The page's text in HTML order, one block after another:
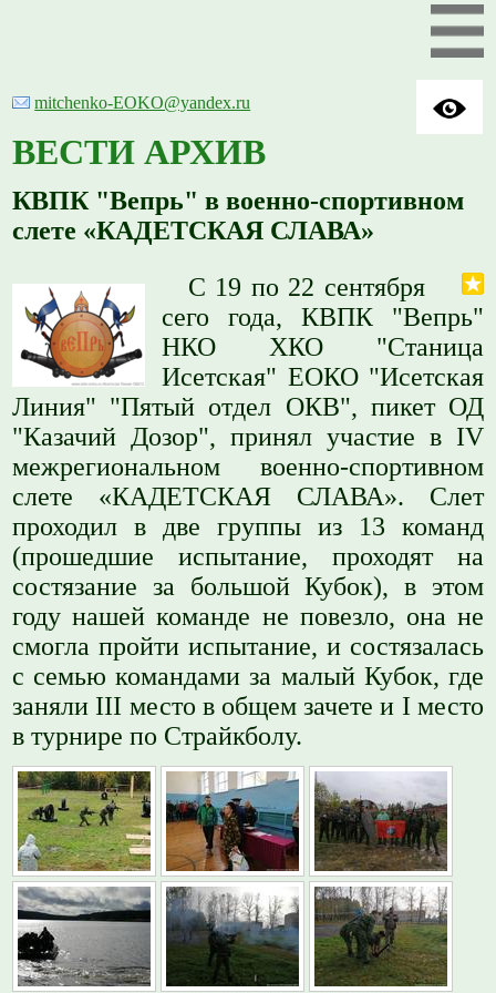
mitchenko-EOKO@yandex.ru
ВЕСТИ АРХИВ
КВПК "Вепрь" в военно-спортивном
слете «КАДЕТСКАЯ СЛАВА»
С 19 по 22 сентября
сего года, КВПК "Вепрь"
НКО ХКО "Станица
Исетская" ЕОКО "Исетская
Линия" "Пятый отдел ОКВ", пикет ОД
"Казачий Дозор", принял участие в IV
межрегиональном военно-спортивном
слете «КАДЕТСКАЯ СЛАВА». Слет
проходил в две группы из 13 команд
(прошедшие испытание, проходят на
состязание за большой Кубок), в этом
году нашей команде не повезло, она не
смогла пройти испытание, и состязалась
с семью командами за малый Кубок, где
заняли III место в общем зачете и I место
в турнире по Страйкболу.